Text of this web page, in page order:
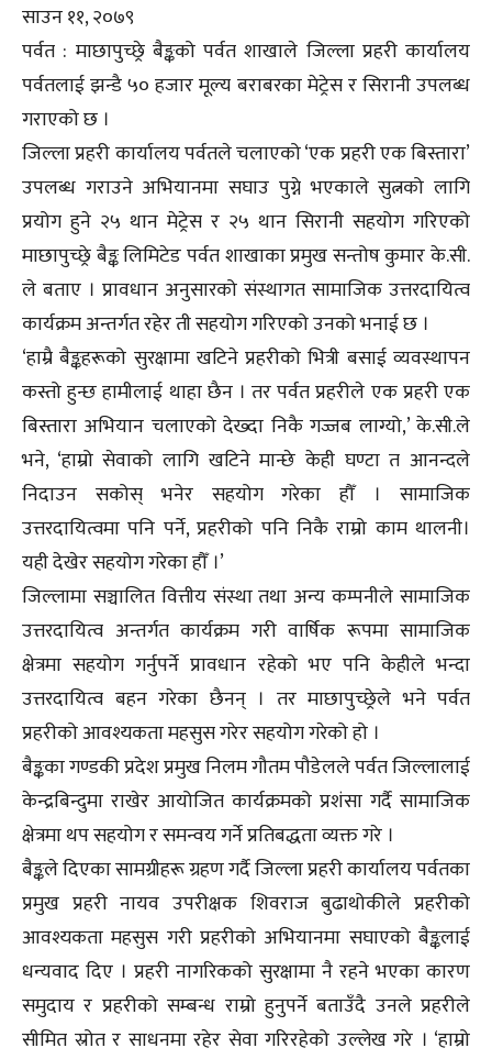
साउन ११, २०७९
पर्वत : माछापुच्छ्रे बैङ्कको पर्वत शाखाले जिल्ला प्रहरी कार्यालय
पर्वतलाई झन्डै ५० हजार मूल्य बराबरका मेट्रेस र सिरानी उपलब्ध
गराएको छ ।
जिल्ला प्रहरी कार्यालय पर्वतले चलाएको ‘एक प्रहरी एक बिस्तारा’
उपलब्ध गराउने अभियानमा सघाउ पुग्ने भएकाले सुत्नको लागि
प्रयोग हुने २५ थान मेट्रेस र २५ थान सिरानी सहयोग गरिएको
माछापुच्छ्रे बैङ्क लिमिटेड पर्वत शाखाका प्रमुख सन्तोष कुमार के.सी.
ले बताए । प्रावधान अनुसारको संस्थागत सामाजिक उत्तरदायित्व
कार्यक्रम अन्तर्गत रहेर ती सहयोग गरिएको उनको भनाई छ ।
‘हाम्रै बैङ्कहरूको सुरक्षामा खटिने प्रहरीको भित्री बसाई व्यवस्थापन
कस्तो हुन्छ हामीलाई थाहा छैन । तर पर्वत प्रहरीले एक प्रहरी एक
बिस्तारा अभियान चलाएको देख्दा निकै गज्जब लाग्यो,’ के.सी.ले
भने, ‘हाम्रो सेवाको लागि खटिने मान्छे केही घण्टा त आनन्दले
निदाउन सकोस् भनेर सहयोग गरेका हौँ । सामाजिक
उत्तरदायित्वमा पनि पर्ने, प्रहरीको पनि निकै राम्रो काम थालनी।
यही देखेर सहयोग गरेका हौँ ।’
जिल्लामा सञ्चालित वित्तीय संस्था तथा अन्य कम्पनीले सामाजिक
उत्तरदायित्व अन्तर्गत कार्यक्रम गरी वार्षिक रूपमा सामाजिक
क्षेत्रमा सहयोग गर्नुपर्ने प्रावधान रहेको भए पनि केहीले भन्दा
उत्तरदायित्व बहन गरेका छैनन् । तर माछापुच्छ्रेले भने पर्वत
प्रहरीको आवश्यकता महसुस गरेर सहयोग गरेको हो ।
बैङ्कका गण्डकी प्रदेश प्रमुख निलम गौतम पौडेलले पर्वत जिल्लालाई
केन्द्रबिन्दुमा राखेर आयोजित कार्यक्रमको प्रशंसा गर्दै सामाजिक
क्षेत्रमा थप सहयोग र समन्वय गर्ने प्रतिबद्धता व्यक्त गरे ।
बैङ्कले दिएका सामग्रीहरू ग्रहण गर्दै जिल्ला प्रहरी कार्यालय पर्वतका
प्रमुख प्रहरी नायव उपरीक्षक शिवराज बुढाथोकीले प्रहरीको
आवश्यकता महसुस गरी प्रहरीको अभियानमा सघाएको बैङ्कलाई
धन्यवाद दिए । प्रहरी नागरिकको सुरक्षामा नै रहने भएका कारण
समुदाय र प्रहरीको सम्बन्ध राम्रो हुनुपर्ने बताउँदै उनले प्रहरीले
सीमित स्रोत र साधनमा रहेर सेवा गरिरहेको उल्लेख गरे । ‘हाम्रो